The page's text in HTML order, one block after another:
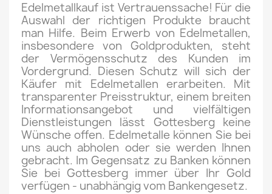
Edelmetallkauf ist Vertrauenssache! Für die
Auswahl der richtigen Produkte braucht
man Hilfe. Beim Erwerb von Edelmetallen,
insbesondere von Goldprodukten, steht
der Vermögensschutz des Kunden im
Vordergrund. Diesen Schutz will sich der
Käufer mit Edelmetallen erarbeiten. Mit
transparenter Preisstruktur, einem breiten
Informationsangebot und vielfältigen
Dienstleistungen lässt Gottesberg keine
Wünsche offen. Edelmetalle können Sie bei
uns auch abholen oder sie werden Ihnen
gebracht. Im Gegensatz zu Banken können
Sie bei Gottesberg immer über Ihr Gold
verfügen - unabhängig vom Bankengesetz.